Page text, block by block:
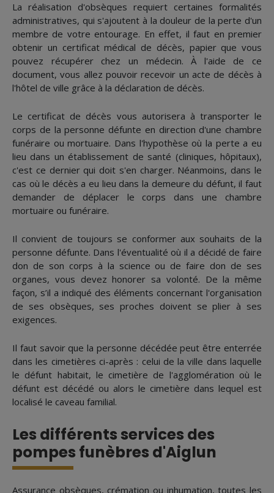
La réalisation d'obsèques requiert certaines formalités
administratives, qui s'ajoutent à la douleur de la perte d'un
membre de votre entourage. En effet, il faut en premier
obtenir un certificat médical de décès, papier que vous
pouvez récupérer chez un médecin. À l'aide de ce
document, vous allez pouvoir recevoir un acte de décès à
l'hôtel de ville grâce à la déclaration de décès.
Le certificat de décès vous autorisera à transporter le
corps de la personne défunte en direction d'une chambre
funéraire ou mortuaire. Dans l'hypothèse où la perte a eu
lieu dans un établissement de santé (cliniques, hôpitaux),
c'est ce dernier qui doit s'en charger. Néanmoins, dans le
cas où le décès a eu lieu dans la demeure du défunt, il faut
demander de déplacer le corps dans une chambre
mortuaire ou funéraire.
Il convient de toujours se conformer aux souhaits de la
personne défunte. Dans l'éventualité où il a décidé de faire
don de son corps à la science ou de faire don de ses
organes, vous devez honorer sa volonté. De la même
façon, s’il a indiqué des éléments concernant l'organisation
de ses obsèques, ses proches doivent se plier à ses
exigences.
Il faut savoir que la personne décédée peut être enterrée
dans les cimetières ci-après : celui de la ville dans laquelle
le défunt habitait, le cimetière de l'agglomération où le
défunt est décédé ou alors le cimetière dans lequel est
localisé le caveau familial.
Les différents services des
pompes funèbres d'Aiglun
Assurance obsèques, crémation ou inhumation, toutes les